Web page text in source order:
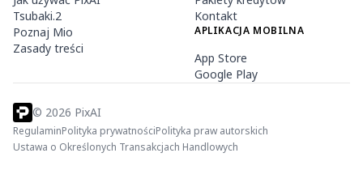
Tsubaki.2
Poznaj Mio
Zasady treści
Kontakt
APLIKACJA MOBILNA
App Store
Google Play
© 2026 PixAI
RegulaminPolityka prywatnościPolityka praw autorskich
Ustawa o Określonych Transakcjach Handlowych